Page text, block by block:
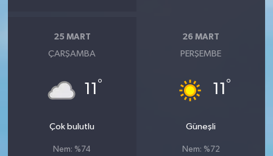
25 MART
ÇARŞAMBA
11 °
Çok bulutlu
Nem: %74
26 MART
PERŞEMBE
11 °
Güneşli
Nem: %72